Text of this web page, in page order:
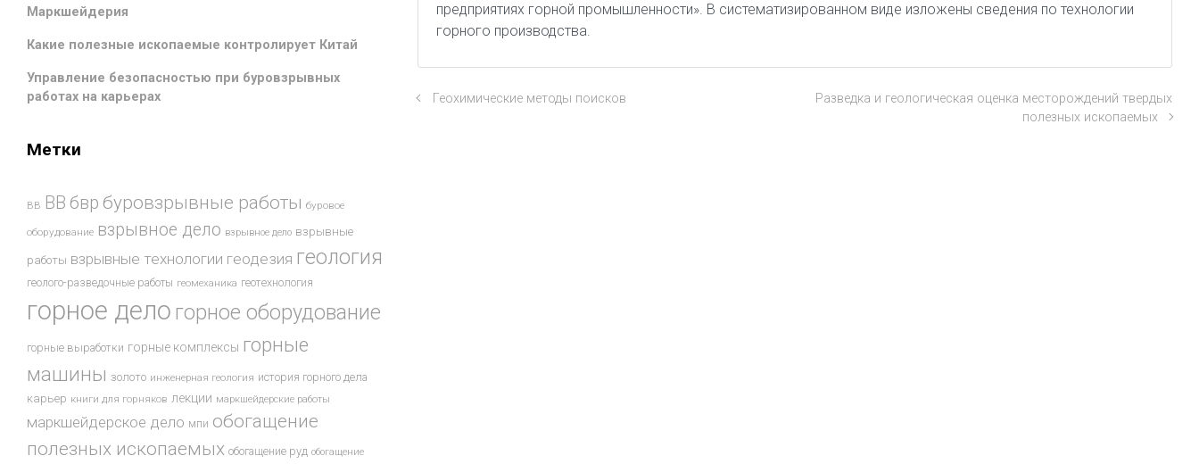
предприятиях горной промышленности». В систематизированном виде изложены сведения по технологии
горного производства.
Геохимические методы поисков
Разведка и геологическая оценка месторождений твердых
полезных ископаемых
Маркшейдерия
Какие полезные ископаемые контролирует Китай
Управление безопасностью при буровзрывных
работах на карьерах
Метки
ВВ ВВ бвр буровзрывные работы буровое
оборудование взрывное дело взрывное дело взрывные
работы взрывные технологии геодезия геология
геолого-разведочные работы геомеханика геотехнология
горное дело горное оборудование
горные выработки горные комплексы горные
машины золото инженерная геология история горного дела
карьер книги для горняков лекции маркшейдерские работы
маркшейдерское дело мпи обогащение
полезных ископаемых обогащение руд обогащение